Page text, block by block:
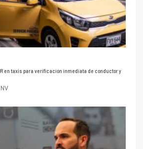
en taxis para verificación inmediata de conductor y
NV